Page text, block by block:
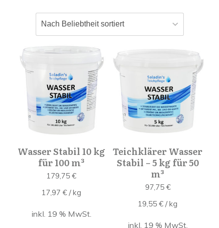
Wasser Stabil 10 kg
für 100 m³
179,75 €
17,97 €/kg
inkl. 19 % MwSt.
Teichklärer Wasser
Stabil – 5 kg für 50
m³
97,75 €
19,55€ /kg
inkl. 19 % MwSt.